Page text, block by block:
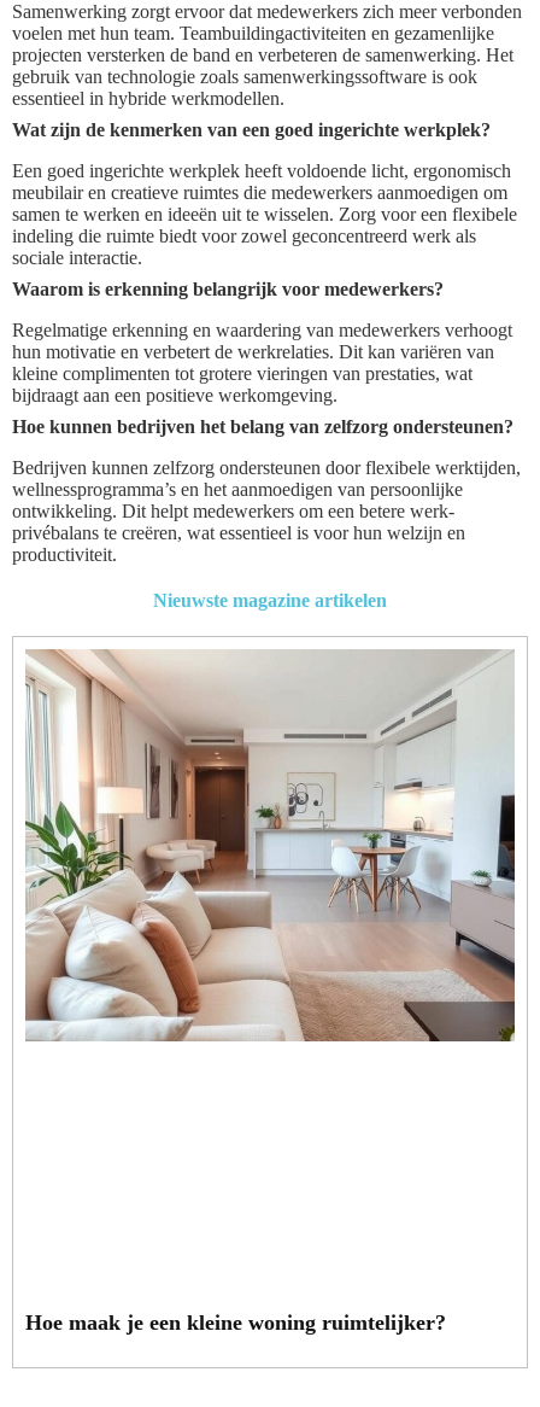
Samenwerking zorgt ervoor dat medewerkers zich meer verbonden
voelen met hun team. Teambuildingactiviteiten en gezamenlijke
projecten versterken de band en verbeteren de samenwerking. Het
gebruik van technologie zoals samenwerkingssoftware is ook
essentieel in hybride werkmodellen.
Wat zijn de kenmerken van een goed ingerichte werkplek?
Een goed ingerichte werkplek heeft voldoende licht, ergonomisch
meubilair en creatieve ruimtes die medewerkers aanmoedigen om
samen te werken en ideeën uit te wisselen. Zorg voor een flexibele
indeling die ruimte biedt voor zowel geconcentreerd werk als
sociale interactie.
Waarom is erkenning belangrijk voor medewerkers?
Regelmatige erkenning en waardering van medewerkers verhoogt
hun motivatie en verbetert de werkrelaties. Dit kan variëren van
kleine complimenten tot grotere vieringen van prestaties, wat
bijdraagt aan een positieve werkomgeving.
Hoe kunnen bedrijven het belang van zelfzorg ondersteunen?
Bedrijven kunnen zelfzorg ondersteunen door flexibele werktijden,
wellnessprogramma’s en het aanmoedigen van persoonlijke
ontwikkeling. Dit helpt medewerkers om een betere werk-
privébalans te creëren, wat essentieel is voor hun welzijn en
productiviteit.
Nieuwste magazine artikelen
Hoe maak je een kleine woning ruimtelijker?